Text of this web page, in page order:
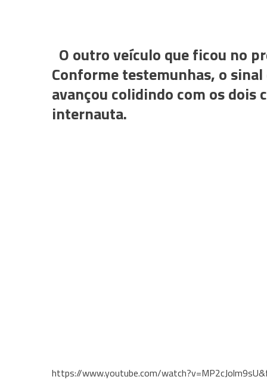
O outro veículo que ficou no
Conforme testemunhas, o
avançou colidindo com os dois
internauta.
https://www.youtube.com/